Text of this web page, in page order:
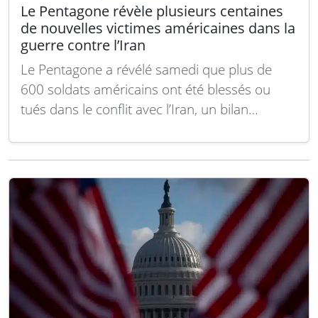
Le Pentagone révèle plusieurs centaines
de nouvelles victimes américaines dans la
guerre contre l’Iran
Le Pentagone a révélé samedi que plus de
600 soldats américains ont été blessés ou
tués dans le conflit avec l’Iran, un bilan
aux chiffres précédemment communiqués.
cadre d’une refonte apparente du système
officiel de…Lire la suite